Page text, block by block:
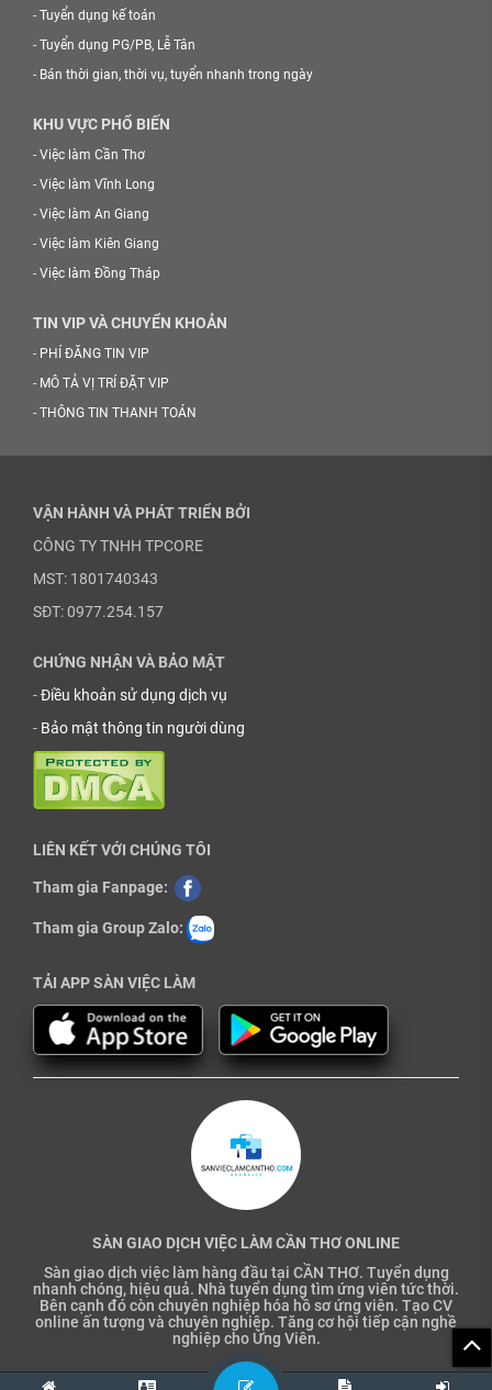
- Tuyển dụng kế toán
- Tuyển dụng PG/PB, Lễ Tân
- Bán thời gian, thời vụ, tuyển nhanh trong ngày
KHU VỰC PHỔ BIẾN
- Việc làm Cần Thơ
- Việc làm Vĩnh Long
- Việc làm An Giang
- Việc làm Kiên Giang
- Việc làm Đồng Tháp
TIN VIP VÀ CHUYỂN KHOẢN
- PHÍ ĐĂNG TIN VIP
- MÔ TẢ VỊ TRÍ ĐẶT VIP
- THÔNG TIN THANH TOÁN
VẬN HÀNH VÀ PHÁT TRIỂN BỞI
CÔNG TY TNHH TPCORE
MST: 1801740343
SĐT: 0977.254.157
CHỨNG NHẬN VÀ BẢO MẬT
-Điều khoản sử dụng dịch vụ
- Bảo mật thông tin người dùng
LIÊN KẾT VỚI CHÚNG TÔI
Tham gia Fanpage:
Tham gia Group Zalo:
TẢI APP SÀN VIỆC LÀM
SÀN GIAO DỊCH VIỆC LÀM CẦN THƠ ONLINE
Sàn giao dịch việc làm hàng đầu tại CẦN THƠ. Tuyển dụng
nhanh chóng, hiệu quả. Nhà tuyển dụng tìm ứng viên tức thời.
Bên cạnh đó còn chuyên nghiệp hóa hồ sơ ứng viên. Tạo CV
online ấn tượng và chuyên nghiệp. Tăng cơ hội tiếp cận nghề
nghiệp cho Ứng Viên.